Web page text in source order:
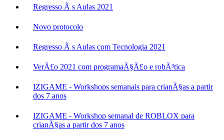
Regresso Ã s Aulas 2021
Novo protocolo
Regresso Ã s Aulas com Tecnologia 2021
VerÃ£o 2021 com programaÃ§Ã£o e robÃ³tica
IZIGAME - Workshops semanais para crianÃ§as a partir
dos 7 anos
IZIGAME - Workshop semanal de ROBLOX para
crianÃ§as a partir dos 7 anos